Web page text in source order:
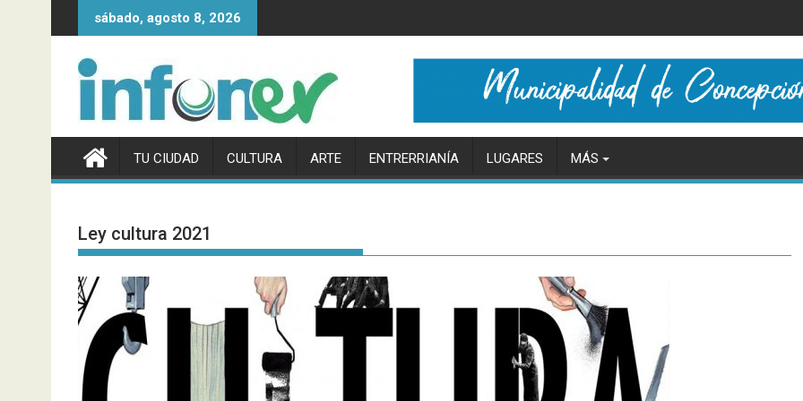
al
sábado, agosto 8, 2026
TU CIUDAD CULTURA ARTE ENTRERRIANÍA LUGARES MÁS
Ley cultura 2021